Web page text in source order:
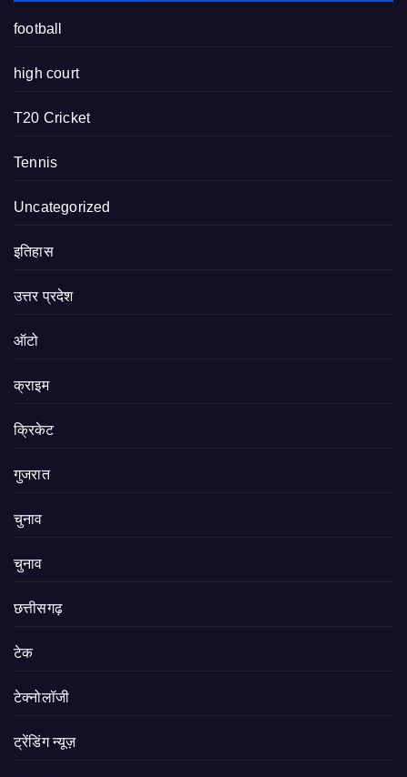
football
high court
T20 Cricket
Tennis
Uncategorized
इतिहास
उत्तर प्रदेश
ऑटो
क्राइम
क्रिकेट
गुजरात
चुनाव
चुनाव
छत्तीसगढ़
टेक
टेक्नोलॉजी
ट्रेंडिंग न्यूज़